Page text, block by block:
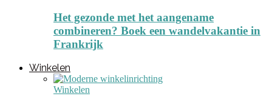
Het gezonde met het aangename
combineren? Boek een wandelvakantie in
Frankrijk
Winkelen
Winkelen